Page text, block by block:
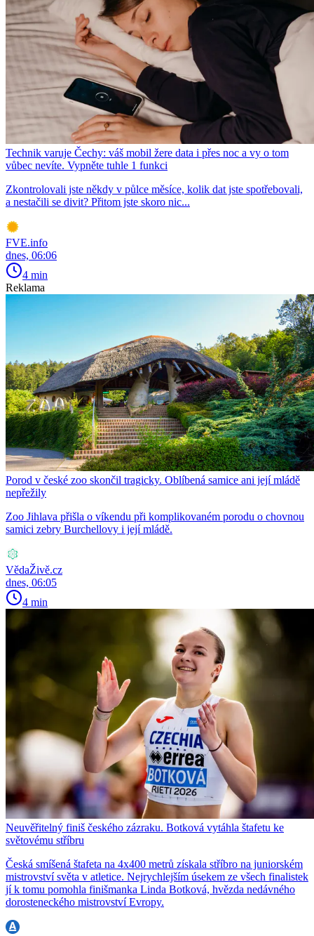
Technik varuje Čechy: váš mobil žere data i přes noc a vy o tom
vůbec nevíte. Vypněte tuhle 1 funkci
Zkontrolovali jste někdy v půlce měsíce, kolik dat jste spotřebovali,
a nestačili se divit? Přitom jste skoro nic...
FVE.info
dnes, 06:06
4 min
Reklama
Porod v české zoo skončil tragicky. Oblíbená samice ani její mládě
nepřežily
Zoo Jihlava přišla o víkendu při komplikovaném porodu o chovnou
samici zebry Burchellovy i její mládě.
VědaŽivě.cz
dnes, 06:05
4 min
Neuvěřitelný finiš českého zázraku. Botková vytáhla štafetu ke
světovému stříbru
Česká smíšená štafeta na 4x400 metrů získala stříbro na juniorském
mistrovství světa v atletice. Nejrychlejším úsekem ze všech finalistek
jí k tomu pomohla finišmanka Linda Botková, hvězda nedávného
dorosteneckého mistrovství Evropy.